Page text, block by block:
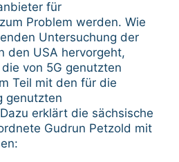
für
Problem werden. Wie
Untersuchung der
den USA hervorgeht,
von 5G genutzten
Teil mit den für die
genutzten
erklärt die sächsische
Gudrun Petzold mit